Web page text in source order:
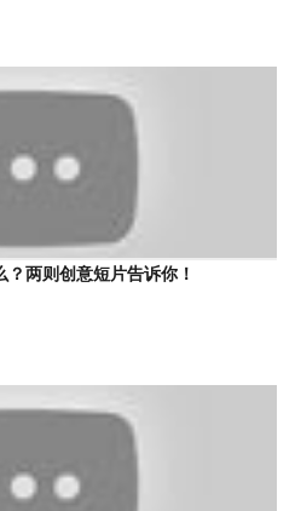
？两则创意短片告诉你！